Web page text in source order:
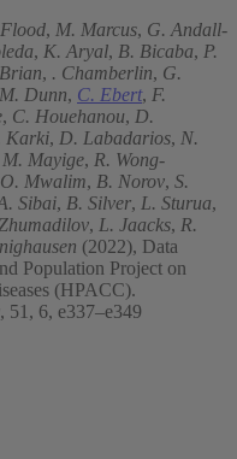
, M. Marcus, G. Andall-
, K. Aryal, B. Bicaba, P.
, . Chamberlin, G.
M. Dunn, C. Ebert, F.
, C. Houehanou, D.
Karki, D. Labadarios, N.
M. Mayige, R. Wong-
O. Mwalim, B. Norov, S.
Sibai, B. Silver, L. Sturua,
, L. Jaacks, R.
(2022), Data
Population Project on
(HPACC).
, 51, 6, e337–e349